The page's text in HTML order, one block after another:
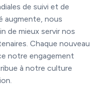
de suivi et de
augmente, nous
de mieux servir nos
Chaque nouveau
notre engagement
à notre culture